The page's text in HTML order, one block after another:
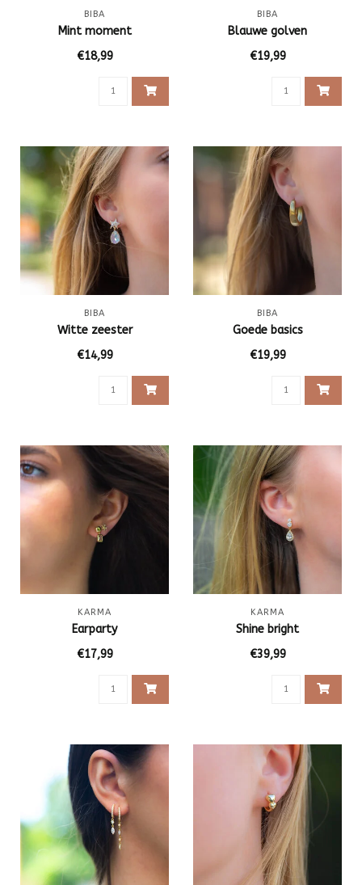
BIBA
Mint moment
€18,99
BIBA
Blauwe golven
€19,99
BIBA
Witte zeester
€14,99
BIBA
Goede basics
€19,99
KARMA
Earparty
€17,99
KARMA
Shine bright
€39,99